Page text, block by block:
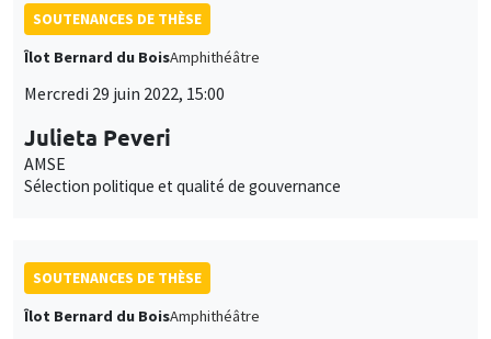
SOUTENANCES DE THÈSE
Îlot Bernard du BoisAmphithéâtre
Mercredi 29 juin 2022, 15:00
Julieta Peveri
AMSE
Sélection politique et qualité de gouvernance
SOUTENANCES DE THÈSE
Îlot Bernard du BoisAmphithéâtre